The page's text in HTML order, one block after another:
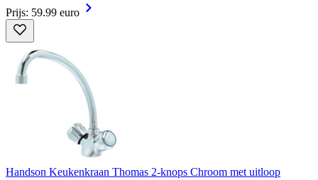
Prijs: 59.99 euro
Handson Keukenkraan Thomas 2-knops Chroom met uitloop